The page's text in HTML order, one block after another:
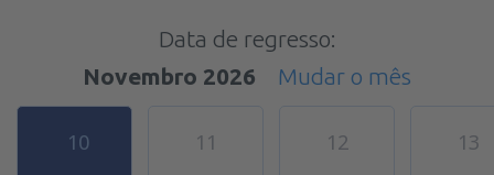
Data de regresso:
Novembro 2026
Mudar o mês
10 11 12 13